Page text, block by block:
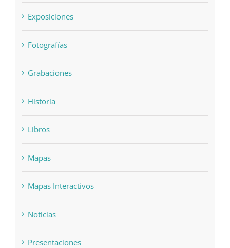
Exposiciones
Fotografías
Grabaciones
Historia
Libros
Mapas
Mapas Interactivos
Noticias
Presentaciones